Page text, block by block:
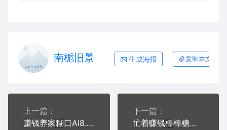
南栀旧景 生成海报 复制本文链接
上一篇：
赚钱养家糊口AI8.0格式激光打标文件通用矢量图
下一篇：
忙着赚钱棒棒糖微笑手机壳网络红图AI8.0格式激光打标文件通用矢量图